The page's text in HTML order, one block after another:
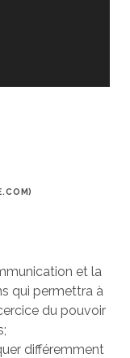
et la
qui permettra à
du pouvoir
différemment